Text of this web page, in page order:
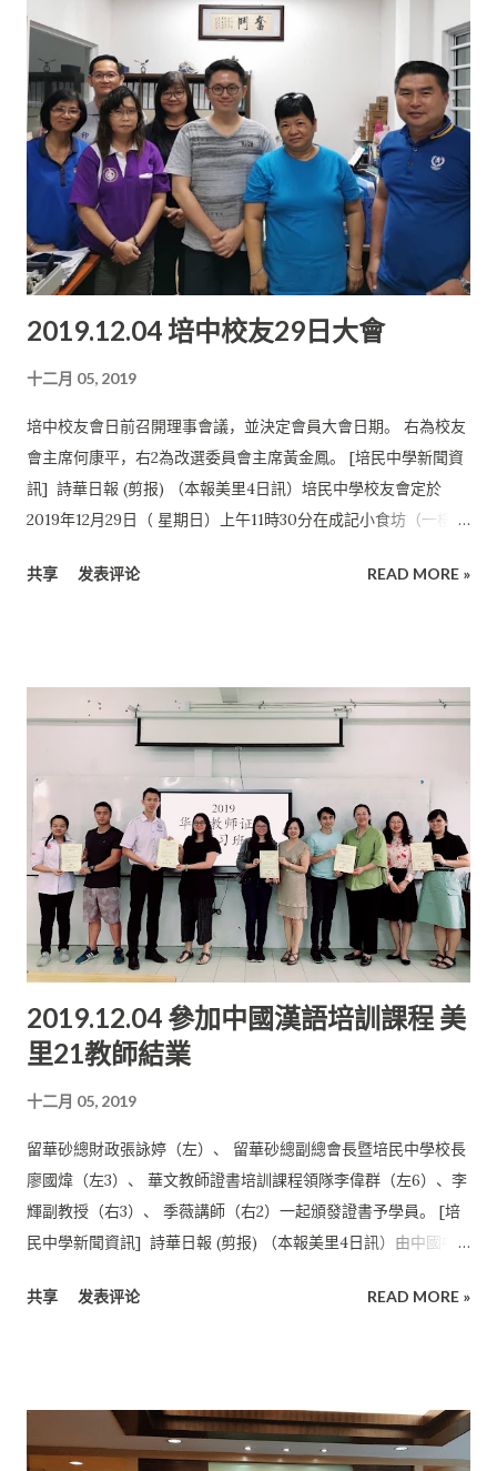
能，努力打造人文校園， 希望培中可以成為學術與人文並重的傑
出學校。 “培中學生一直以來都協助籌備校內外大大小小的活
動， 學生在積極參與各類活動之際，仍可兼顧課業，考獲佳績，
表現優異，值得嘉許。”
在籌備和參與活動的過程中學習良好品德，並運用在學習上， 借
以提升自己在各個方面的價值。” 學校社團培育人才 他說，培中
於1962年創校，迄今達半個世紀， 不斷發揚中華文化，學校社團
培育不少人才， 在國內外比賽中獲得無數個獎項， 如曾在海內外
獲獎無數且舉辦過許多場音樂會的培中華樂團。 他表示，校內三
語培訓班亦栽培了許多“幼苗”， 在相聲與書法等方面有不俗的表
現。 黃興財表示相信這世上沒有教不好的孩子， 培中不為了面子
而篩選學生，因此除了優秀生， 校方也歡迎所有小六畢業生加入
培中這個大家庭。 他呼籲家長前往學校了解升學資訊。 他說，從
整體考試表現來看，證明培中生在母語教育的學習環境中， 仍然
能夠順利掌握國文和英文，並取得令人滿意的成績。 平板智能電
全校使用平板智能電視教學， 教師充分利用多媒體設備，嘗試在
舊有的教學模式中創新， 而這一屆統考生則是第一批受惠的考
生。 他說，培中在提高學生的學習風氣方面投注了不少心力， 而
學生在統考成績方面表現優異，讓本校全體董教深感欣慰。 佳績
傳開，培中董事部表示， 學生考獲佳績證明校方近年來所積極推
民族優越文化， 取得令人矚目的辦學成就。 培中不斷完善學校的
2019.12.04 培中校友29日大會
十二月 05, 2019
培中校友會日前召開理事會議，並決定會員大會日期。 右為校友
會主席何康平，右2為改選委員會主席黃金鳳。 [培民中學新聞資
訊] 詩華日報 (剪报) （本報美里4日訊）培民中學校友會定於
2019年12月29日（ 星期日）上午11時30分在成記小食坊（一樓冷
選。 壹個以黃金鳳為首的改選委員會已在日前成立， 並積極進行
歡迎非會員的校友出席旁聽， 現場將設有服務櫃臺供校友填寫入
會表格， 之前已入會者繳交年捐者也可在當天把會員籍轉為永久
會員。 會後將設午餐招待所有出席者。
共享 发表评论 READ MORE »
2019.12.04 參加中國漢語培訓課程 美
里21教師結業
十二月 05, 2019
留華砂總財政張詠婷（左）、 留華砂總副總會長暨培民中學校長
廖國煒（左3）、 華文教師證書培訓課程領隊李偉群（左6）、李
輝副教授（右3）、 季薇講師（右2）一起頒發證書予學員。 [培
民中學新聞資訊] 詩華日報 (剪报) （本報美里4日訊）由中國中
培訓課程， 美里21學員今日結業。 華文教師證書班是中國中華海
能。 “華文教師證書”集培訓、考試、發證三個環節為一體。 華語
教師通過國僑辦組織的培訓，可參加“華文教師證書”考試， 達到
共享 发表评论 READ MORE »